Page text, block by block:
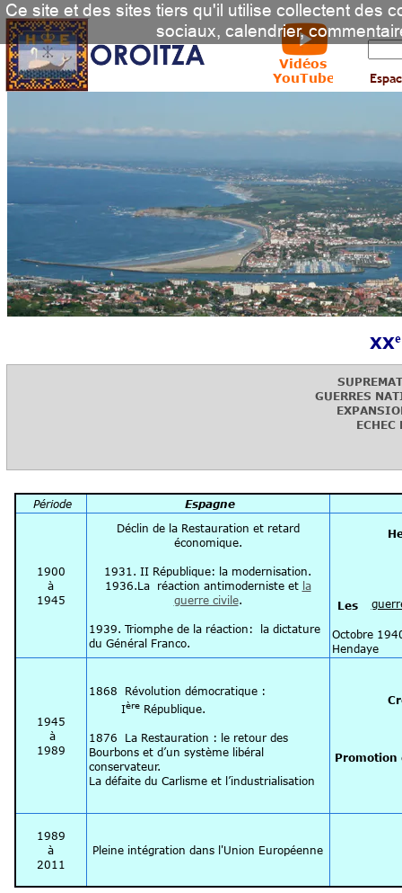
Vidéos
YouTube
XXe
GUERRES
ECHEC
Période Espagne
1900
à
1945
Déclin de la Restauration et retard
économique.
1931. II République: la modernisation.
1936.La réaction antimoderniste et la
guerre civile.
1939. Triomphe de la réaction: la dictature
du Général Franco.
Les des
Octobre
Hendaye
1945
à
1989
1868 Révolution démocratique :
IèreRépublique.
1876 La Restauration : le retour des
Bourbons et d’un système libéral
conservateur.
La défaite du Carlisme et l’industrialisation
Promotion
1989
à
2011
Pleine intégration dans l'Union Européenne
Ce site et des sites tiers qu'il utilise collectent des
sociaux, calendrier,